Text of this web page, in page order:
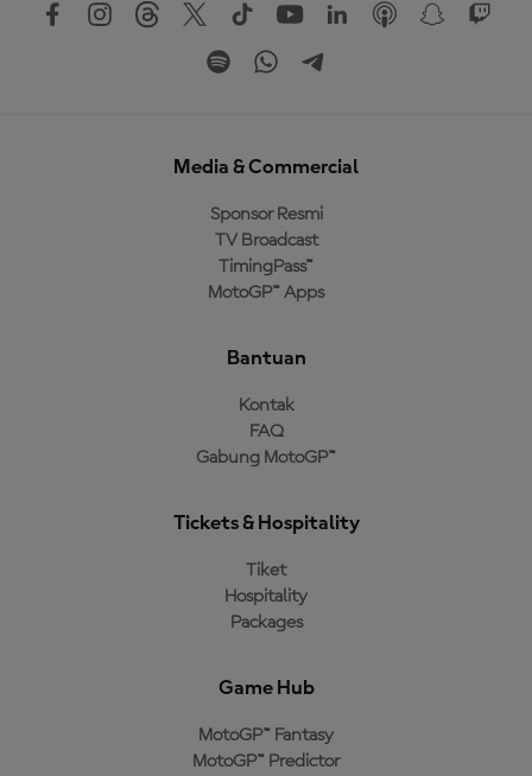
Media & Commercial
Sponsor Resmi
TV Broadcast
TimingPass™
MotoGP™ Apps
Bantuan
Kontak
FAQ
Gabung MotoGP™
Tickets & Hospitality
Tiket
Hospitality
Packages
Game Hub
MotoGP™ Fantasy
MotoGP™ Predictor